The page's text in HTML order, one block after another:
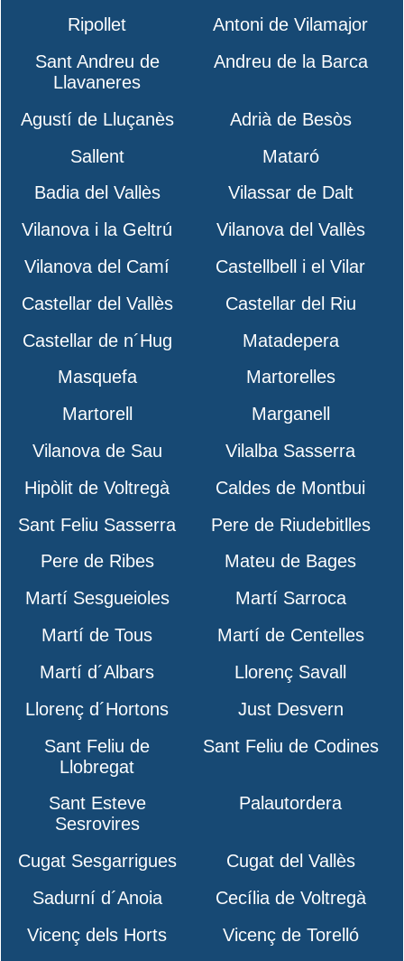
Ripollet
Antoni de Vilamajor
Sant Andreu de
Llavaneres
Andreu de la Barca
Agustí de Lluçanès
Adrià de Besòs
Sallent
Mataró
Badia del Vallès
Vilassar de Dalt
Vilanova i la Geltrú
Vilanova del Vallès
Vilanova del Camí
Castellbell i el Vilar
Castellar del Vallès
Castellar del Riu
Castellar de n´Hug
Matadepera
Masquefa
Martorelles
Martorell
Marganell
Vilanova de Sau
Vilalba Sasserra
Hipòlit de Voltregà
Caldes de Montbui
Sant Feliu Sasserra
Pere de Riudebitlles
Pere de Ribes
Mateu de Bages
Martí Sesgueioles
Martí Sarroca
Martí de Tous
Martí de Centelles
Martí d´Albars
Llorenç Savall
Llorenç d´Hortons
Just Desvern
Sant Feliu de
Llobregat
Sant Feliu de Codines
Sant Esteve
Sesrovires
Palautordera
Cugat Sesgarrigues
Cugat del Vallès
Sadurní d´Anoia
Cecília de Voltregà
Vicenç dels Horts
Vicenç de Torelló